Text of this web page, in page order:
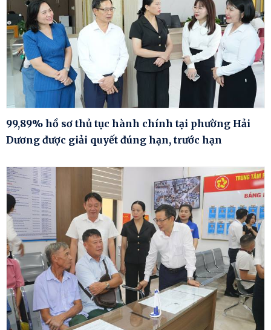
99,89% hồ sơ thủ tục hành chính tại phường Hải
Dương được giải quyết đúng hạn, trước hạn